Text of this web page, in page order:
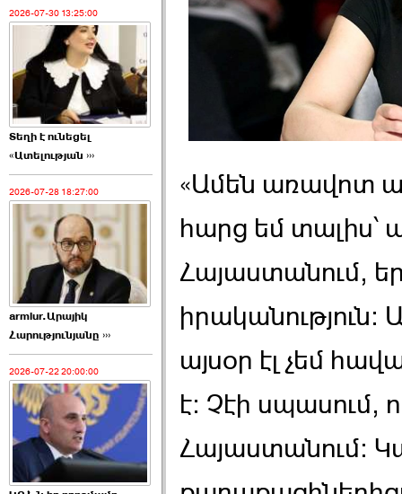
2026-07-30 13:25:00
Տեղի է ունեցել
«Ատելության ›››
2026-07-28 18:27:00
armlur.Արայիկ
Հարությունյանը ›››
2026-07-22 20:00:00
«Ամեն առավոտ
հարց եմ տալիս՝
Հայաստանում,
իրականություն:
այսօր էլ չեմ
է: Չէի սպասում,
Հայաստանում: